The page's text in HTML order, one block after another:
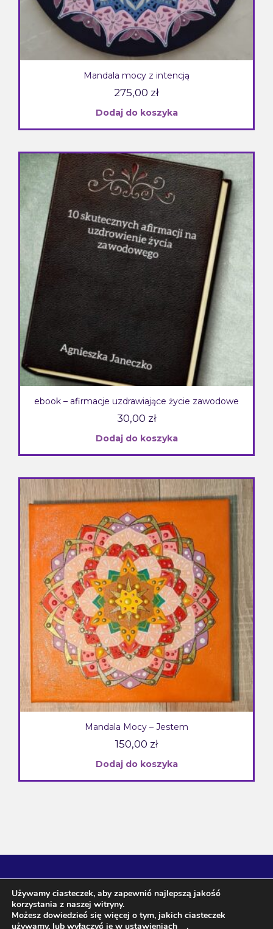
Mandala mocy z intencją
275,00 zł
Dodaj do koszyka
ebook – afirmacje uzdrawiające życie zawodowe
30,00 zł
Dodaj do koszyka
Mandala Mocy – Jestem
150,00 zł
Dodaj do koszyka
Używamy ciasteczek, aby zapewnić najlepszą jakość
korzystania z naszej witryny.
Możesz dowiedzieć się więcej o tym, jakich ciasteczek
używamy, lub wyłączyć je w ustawieniach .